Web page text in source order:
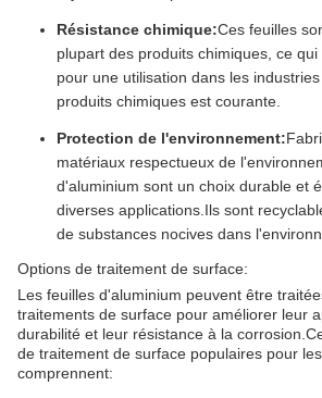
Résistance chimique:Ces feuilles
plupart des produits chimiques, ce
pour une utilisation dans les
produits chimiques est courante.
Protection de l'environnement:
matériaux respectueux de
d'aluminium sont un choix durable et
diverses applications.Ils sont
de substances nocives dans
Options de traitement de surface:
Les feuilles d'aluminium peuvent être
traitements de surface pour améliorer leur
durabilité et leur résistance à la
de traitement de surface populaires pour
comprennent: